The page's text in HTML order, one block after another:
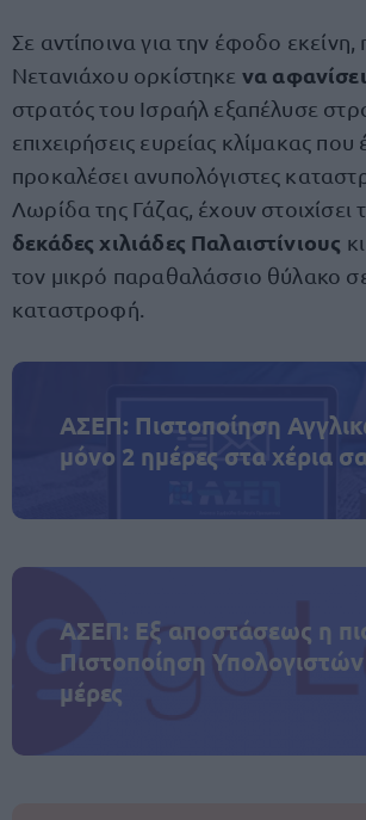
Σε αντίποινα για την έφοδο
Νετανιάχου ορκίστηκε να
στρατός του Ισραήλ εξαπέλυσε
επιχειρήσεις ευρείας κλίμακας που
προκαλέσει ανυπολόγιστες
Λωρίδα της Γάζας, έχουν στοιχίσει
δεκάδες χιλιάδες Παλαιστίνιους
τον μικρό παραθαλάσσιο θύλακο
καταστροφή.
ΑΣΕΠ: Πιστοποίηση
μόνο 2 ημέρες στα χέρια
ΑΣΕΠ: Εξ αποστάσεως η
Πιστοποίηση
μέρες